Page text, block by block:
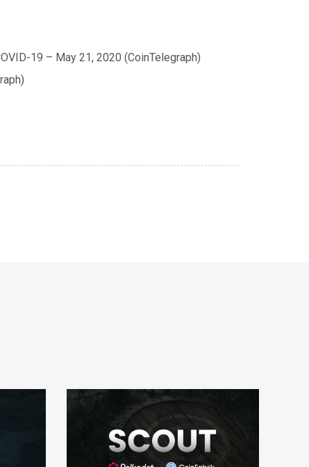
19 – May 21, 2020 (CoinTelegraph)